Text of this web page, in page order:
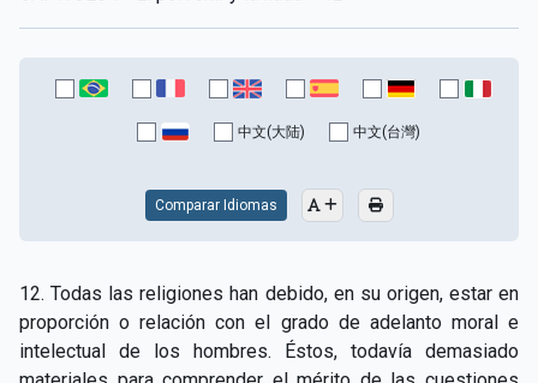
中文(大陆) 中文(台灣)
Comparar Idiomas
12. Todas las religiones han debido, en su origen, estar en
proporción o relación con el grado de adelanto moral e
intelectual de los hombres. Éstos, todavía demasiado